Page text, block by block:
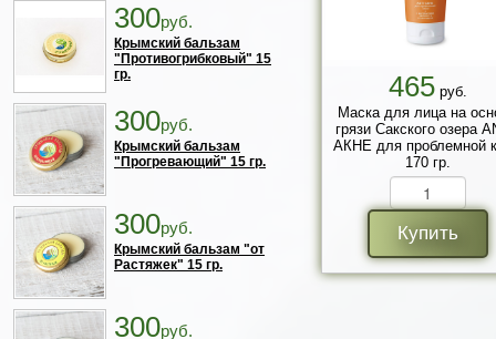
300руб.
Крымский бальзам
"Противогрибковый" 15
гр.
300руб.
Крымский бальзам
"Прогревающий" 15 гр.
300руб.
Крымский бальзам "от
Растяжек" 15 гр.
300руб.
465руб.
Маска для лица на
грязи Сакского озера
АКНЕ для проблемной
170 гр.
Купить